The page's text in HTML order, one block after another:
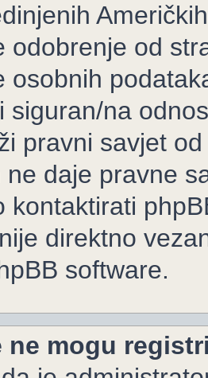
odobrenje od
osobnih
siguran/na
pravni savjet
ne daje pravne
kontaktirati
direktno
software.
ne mogu